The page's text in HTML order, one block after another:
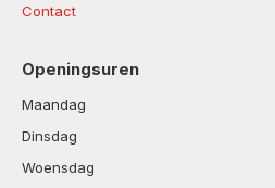
Contact
Openingsuren
Maandag
Dinsdag
Woensdag